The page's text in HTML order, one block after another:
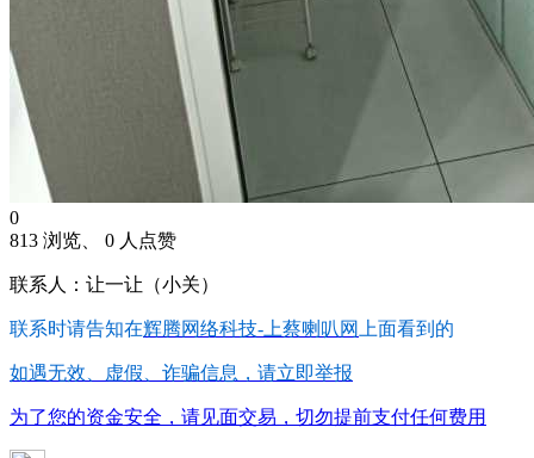
0
813 浏览、 0 人点赞
联系人：让一让（小关）
联系时请告知在辉腾网络科技-上蔡喇叭网 上面看到的
如遇无效、虚假、诈骗信息，请立即举报
为了您的资金安全，请见面交易，切勿提前支付任何费用